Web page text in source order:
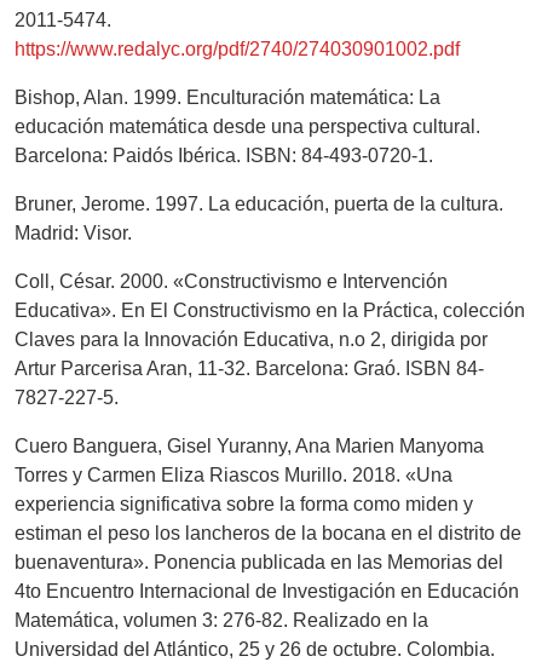
2011-5474.
https://www.redalyc.org/pdf/2740/274030901002.pdf
Bishop, Alan. 1999. Enculturación matemática: La
educación matemática desde una perspectiva cultural.
Barcelona: Paidós Ibérica. ISBN: 84-493-0720-1.
Bruner, Jerome. 1997. La educación, puerta de la cultura.
Madrid: Visor.
Coll, César. 2000. «Constructivismo e Intervención
Educativa». En El Constructivismo en la Práctica, colección
Claves para la Innovación Educativa, n.o 2, dirigida por
Artur Parcerisa Aran, 11-32. Barcelona: Graó. ISBN 84-
7827-227-5.
Cuero Banguera, Gisel Yuranny, Ana Marien Manyoma
Torres y Carmen Eliza Riascos Murillo. 2018. «Una
experiencia significativa sobre la forma como miden y
estiman el peso los lancheros de la bocana en el distrito de
buenaventura». Ponencia publicada en las Memorias del
4to Encuentro Internacional de Investigación en Educación
Matemática, volumen 3: 276-82. Realizado en la
Universidad del Atlántico, 25 y 26 de octubre. Colombia.